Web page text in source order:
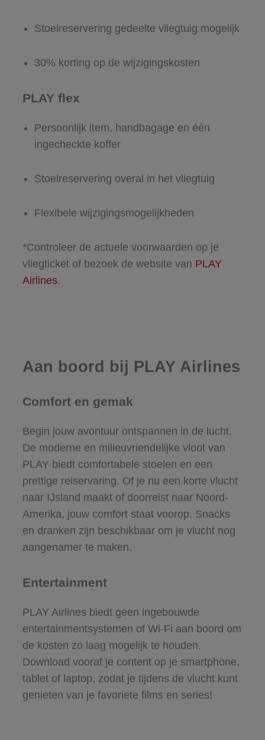
Stoelreservering gedeelte vliegtuig mogelijk
30% korting op de wijzigingskosten
PLAY flex
Persoonlijk item, handbagage en één
ingecheckte koffer
Stoelreservering overal in het vliegtuig
Flexibele wijzigingsmogelijkheden
*Controleer de actuele voorwaarden op je
vliegticket of bezoek de website van PLAY
Airlines.
Aan boord bij PLAY Airlines
Comfort en gemak
Begin jouw avontuur ontspannen in de lucht.
De moderne en milieuvriendelijke vloot van
PLAY biedt comfortabele stoelen en een
prettige reiservaring. Of je nu een korte vlucht
naar IJsland maakt of doorreist naar Noord-
Amerika, jouw comfort staat voorop. Snacks
en dranken zijn beschikbaar om je vlucht nog
aangenamer te maken.
Entertainment
PLAY Airlines biedt geen ingebouwde
entertainmentsystemen of Wi-Fi aan boord om
de kosten zo laag mogelijk te houden.
Download vooraf je content op je smartphone,
tablet of laptop, zodat je tijdens de vlucht kunt
genieten van je favoriete films en series!